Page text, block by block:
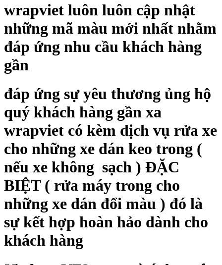
wrapviet luôn luôn cập nhật
những mã màu mới nhất nhằm
đáp ứng nhu cầu khách hàng
gần
đáp ứng sự yêu thương ủng hộ
quý khách hàng gần xa
wrapviet có kèm dịch vụ rửa xe
cho những xe dán keo trong (
nếu xe không sạch ) ĐẶC
BIỆT ( rửa máy trong cho
những xe dán đổi màu ) đó là
sự kết hợp hoàn hảo dành cho
khách hàng